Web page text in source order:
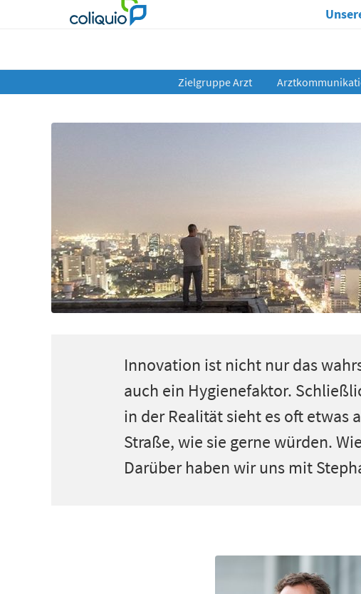
Zielgruppe Arzt
Innovation ist nicht nur das
auch ein Hygienefaktor.
in der Realität sieht es oft etwas
Straße, wie sie gerne würden.
Darüber haben wir uns mit